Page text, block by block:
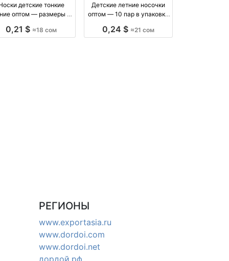
детские тонкие
оптом — размеры 1-
10 шт оптом
0,21 $ ≈18 сом
Детские летние носочки
оптом — 10 пар в упаковке
Киргизия
0,24 $ ≈21 сом
РЕГИОНЫ
www.exportasia.ru
www.dordoi.com
www.dordoi.net
дордой.рф